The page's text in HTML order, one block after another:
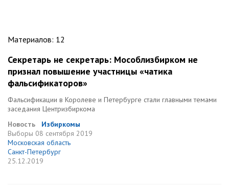
Материалов: 12
Секретарь не секретарь: Мособлизбирком не
признал повышение участницы «чатика
фальсификаторов»
Фальсификации в Королеве и Петербурге стали главными темами
заседания Центризбиркома
Новость
Избиркомы
Выборы 08 сентября 2019
Московская область
Санкт-Петербург
25.12.2019